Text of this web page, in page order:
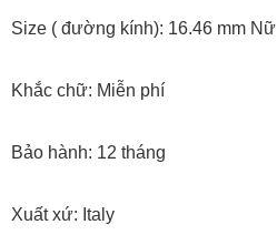
Size ( đường kính): 16.46 mm Nữ
Khắc chữ: Miễn phí
Bảo hành: 12 tháng
Xuất xứ: Italy